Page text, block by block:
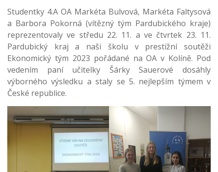
Studentky 4.A OA Markéta Bulvová, Markéta Faltysová
a Barbora Pokorná (vítězný tým Pardubického kraje)
reprezentovaly ve středu 22. 11. a ve čtvrtek 23. 11.
Pardubický kraj a naši školu v prestižní soutěži
Ekonomický tým 2023 pořádané na OA v Kolíně. Pod
vedením paní učitelky Šárky Sauerové dosáhly
výborného výsledku a staly se 5. nejlepším týmem v
České republice.